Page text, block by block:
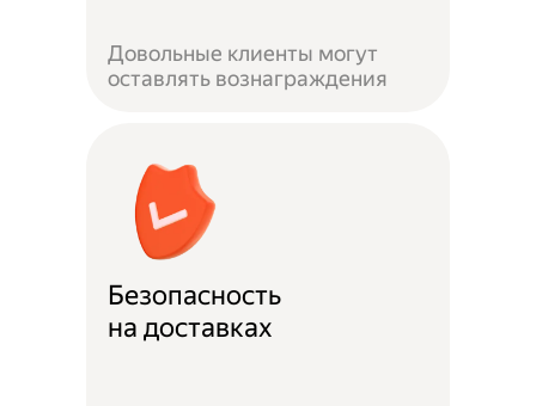
Довольные клиенты могут
оставлять вознаграждения
Безопасность
на доставках